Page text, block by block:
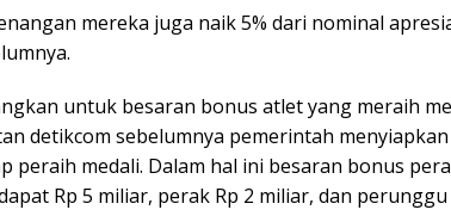
mereka juga naik 5% dari nominal
untuk besaran bonus atlet yang meraih
detikcom sebelumnya pemerintah
peraih medali. Dalam hal ini besaran bonus
Rp 5 miliar, perak Rp 2 miliar, dan perunggu